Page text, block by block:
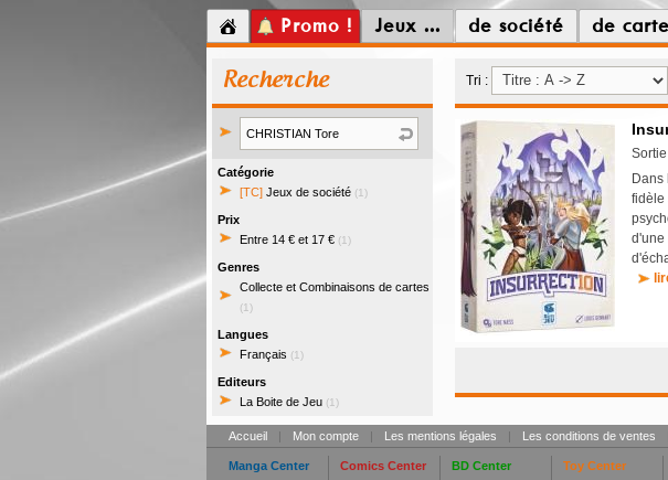
Promo ! Jeux ... de société de
Recherche
Catégorie
[TC] Jeux de société (1)
Prix
Entre 14 € et 17 € (1)
Genres
Collecte et Combinaisons de cartes
(1)
Langues
Français (1)
Editeurs
La Boite de Jeu (1)
Tri :
Dans
fidèle
d'une
Accueil | Mon compte | Les mentions légales | Les conditions de ventes
Manga Center
Comics Center
BD Center
Toy Center